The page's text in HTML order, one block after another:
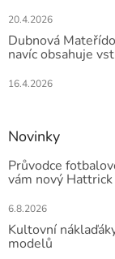
20.4.2026
Dubnová
navíc obsahuje
16.4.2026
Novinky
Průvodce
vám nový
6.8.2026
Kultovní
modelů